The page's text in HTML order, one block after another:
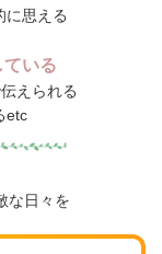
に思える
ている
えられる
etc
な日々を